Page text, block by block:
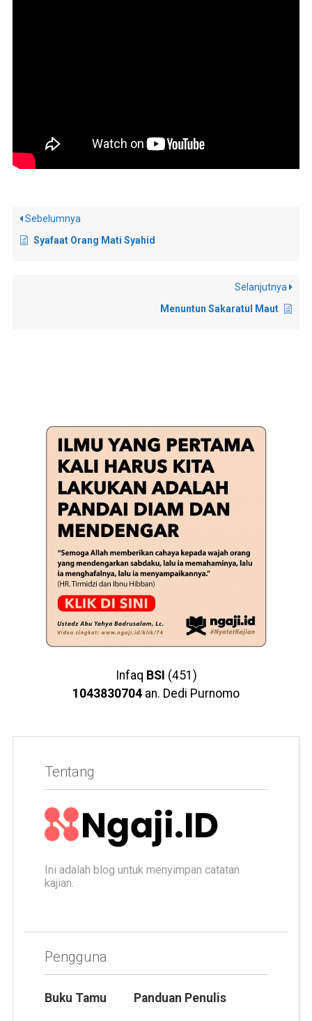
Sebelumnya
Syafaat Orang Mati Syahid
Selanjutnya
Menuntun Sakaratul Maut
Infaq BSI (451)
1043830704 an. Dedi Purnomo
Tentang
Ini adalah blog untuk menyimpan catatan
kajian.
Pengguna
Buku Tamu Panduan Penulis